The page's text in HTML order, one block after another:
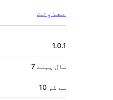
معاونت
1.0.1
7 سال پہلے
10 سے کم